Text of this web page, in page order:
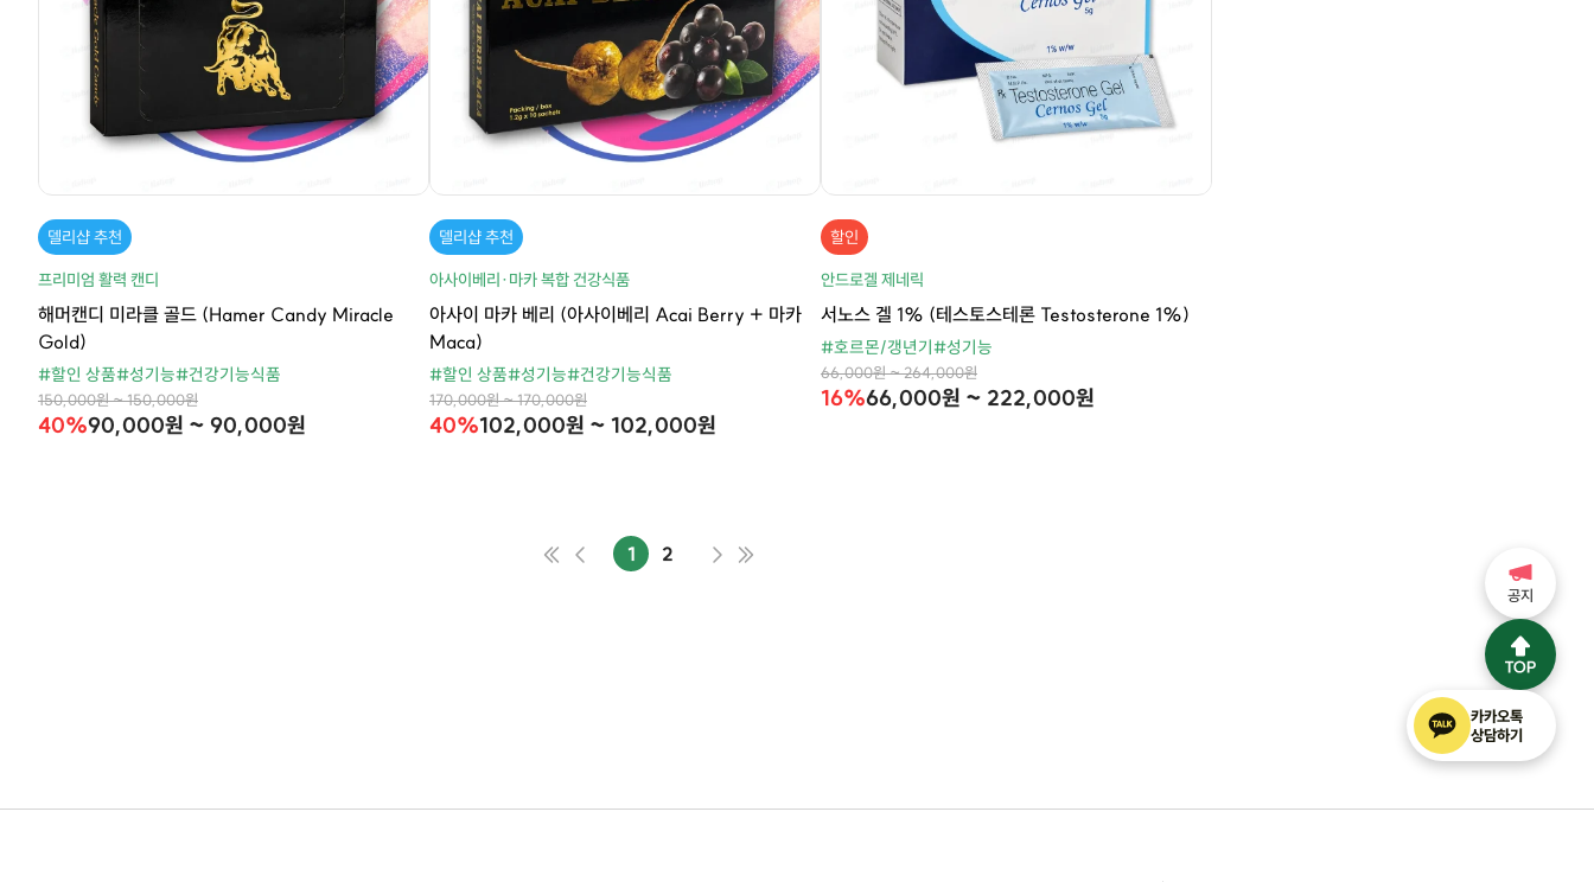
델리샵 추천
프리미엄 활력 캔디
해머캔디 미라클 골드 (Hamer Candy Miracle
Gold)
#할인 상품#성기능#건강기능식품
150,000원 ~ 150,000원
40%90,000원 ~ 90,000원
델리샵 추천
아사이베리·마카 복합 건강식품
아사이 마카 베리 (아사이베리 Acai Berry + 마카
Maca)
#할인 상품#성기능#건강기능식품
170,000원 ~ 170,000원
40%102,000원 ~ 102,000원
할인
안드로겔 제네릭
서노스 겔 1% (테스토스테론 Testosterone 1%)
#호르몬/갱년기#성기능
66,000원 ~ 264,000원
16%66,000원 ~ 222,000원
1 2
공지
카카오톡
상담하기